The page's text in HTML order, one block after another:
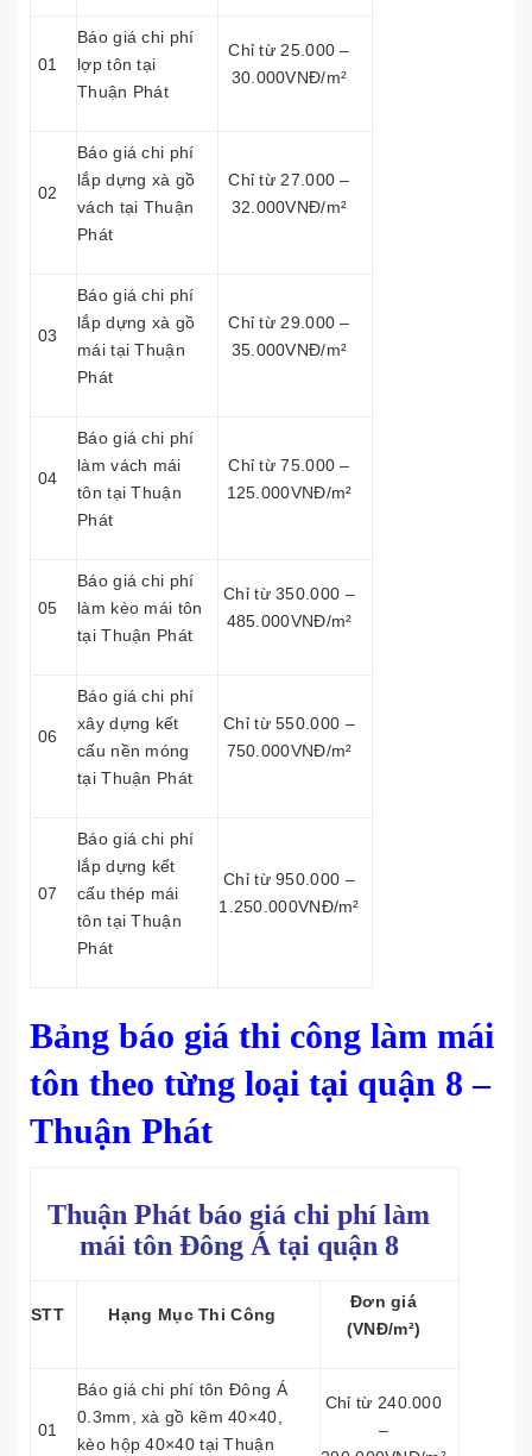
01
Báo giá chi phí
lợp tôn tại
Thuận Phát
Chỉ từ 25.000 –
30.000VNĐ/m²
02
Báo giá chi phí
lắp dựng xà gồ
vách tại Thuận
Phát
Chỉ từ 27.000 –
32.000VNĐ/m²
03
Báo giá chi phí
lắp dựng xà gồ
mái tại Thuận
Phát
Chỉ từ 29.000 –
35.000VNĐ/m²
04
Báo giá chi phí
làm vách mái
tôn tại Thuận
Phát
Chỉ từ 75.000 –
125.000VNĐ/m²
05
Báo giá chi phí
làm kèo mái tôn
tại Thuận Phát
Chỉ từ 350.000 –
485.000VNĐ/m²
06
Báo giá chi phí
xây dựng kết
cấu nền móng
tại Thuận Phát
Chỉ từ 550.000 –
750.000VNĐ/m²
07
Báo giá chi phí
lắp dựng kết
cấu thép mái
tôn tại Thuận
Phát
Chỉ từ 950.000 –
1.250.000VNĐ/m²
Bảng báo giá thi công làm mái
tôn theo từng loại tại quận 8 –
Thuận Phát
Thuận Phát báo giá chi phí làm
mái tôn Đông Á tại quận 8
STT Hạng Mục Thi Công
Đơn giá
(VNĐ/m²)
01
Báo giá chi phí tôn Đông Á
0.3mm, xà gồ kẽm 40×40,
kèo hộp 40×40 tại Thuận
Chỉ từ 240.000
–